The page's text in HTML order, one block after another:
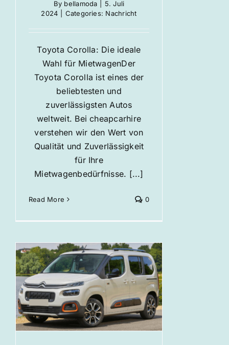
By bellamoda
5. Juli
2024
Categories: Nachricht
Toyota Corolla: Die ideale
Wahl für MietwagenDer
Toyota Corolla ist eines der
beliebtesten und
zuverlässigsten Autos
weltweit. Bei cheapcarhire
verstehen wir den Wert von
Qualität und Zuverlässigkeit
für Ihre
Mietwagenbedürfnisse. [...]
Read More 0